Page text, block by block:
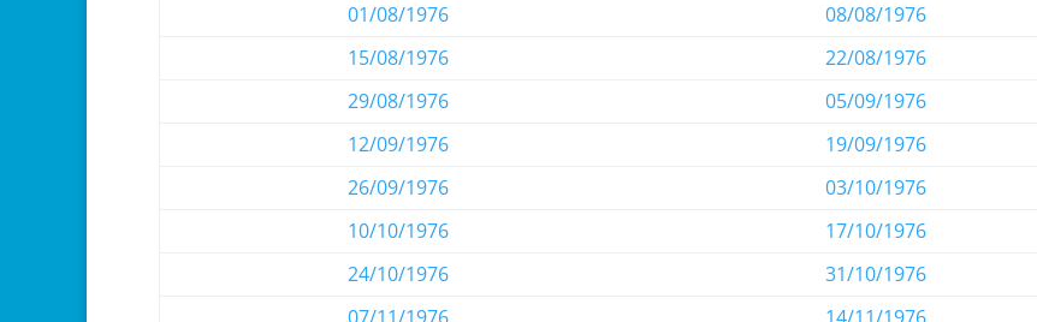
01/08/1976
08/08/1976
15/08/1976
22/08/1976
29/08/1976
05/09/1976
12/09/1976
19/09/1976
26/09/1976
03/10/1976
10/10/1976
17/10/1976
24/10/1976
31/10/1976